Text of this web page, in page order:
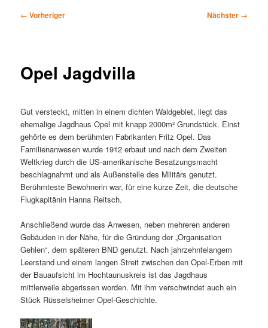
Beitragsnavigation
← Vorheriger Nächster →
Opel Jagdvilla
Gut versteckt, mitten in einem dichten Waldgebiet, liegt das
ehemalige Jagdhaus Opel mit knapp 2000m² Grundstück. Einst
gehörte es dem berühmten Fabrikanten Fritz Opel. Das
Familienanwesen wurde 1912 erbaut und nach dem Zweiten
Weltkrieg durch die US-amerikanische Besatzungsmacht
beschlagnahmt und als Außenstelle des Militärs genutzt.
Berühmteste Bewohnerin war, für eine kurze Zeit, die deutsche
Flugkapitänin Hanna Reitsch.
Anschließend wurde das Anwesen, neben mehreren anderen
Gebäuden in der Nähe, für die Gründung der „Organisation
Gehlen“, dem späteren BND genutzt. Nach jahrzehntelangem
Leerstand und einem langen Streit zwischen den Opel-Erben mit
der Bauaufsicht im Hochtaunuskreis ist das Jagdhaus
mittlerweile abgerissen worden. Mit ihm verschwindet auch ein
Stück Rüsselsheimer Opel-Geschichte.